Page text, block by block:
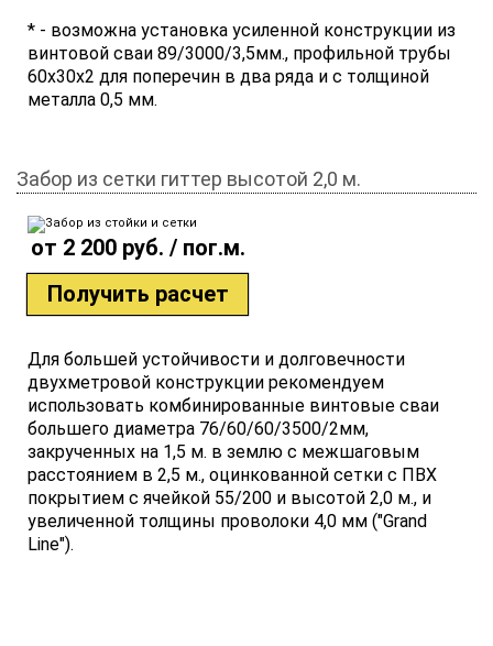
* - возможна установка усиленной конструкции из
винтовой сваи 89/3000/3,5мм., профильной трубы
60х30х2 для поперечин в два ряда и с толщиной
металла 0,5 мм.
Забор из сетки гиттер высотой 2,0 м.
от 2 200 руб. / пог.м.
Получить расчет
Для большей устойчивости и долговечности
двухметровой конструкции рекомендуем
использовать комбинированные винтовые сваи
большего диаметра 76/60/60/3500/2мм,
закрученных на 1,5 м. в землю с межшаговым
расстоянием в 2,5 м., оцинкованной сетки с ПВХ
покрытием с ячейкой 55/200 и высотой 2,0 м., и
увеличенной толщины проволоки 4,0 мм ("Grand
Line").